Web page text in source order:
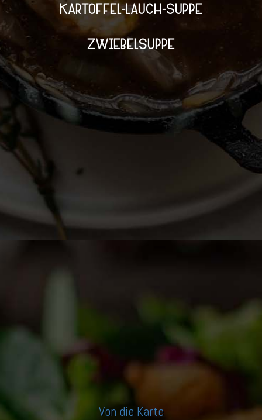
KARTOFFEL-LAUCH-SUPPE
ZWIEBELSUPPE
Von die Karte